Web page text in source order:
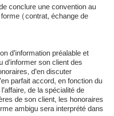
conclure une convention au
(contrat, échange de
d’information préalable et
son client des
d’en discuter
parfait accord, en fonction du
de la spécialité de
de son client, les honoraires
ambigu sera interprété dans